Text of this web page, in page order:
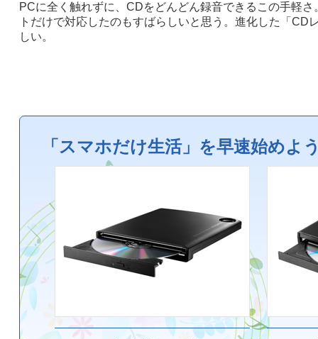
PCに全く触れずに、CDをどんどん録音できるこの手軽
トだけで対応したのもすばらしいと思う。進化した「CD
しい。
「スマホだけ生活」を早速始めよ